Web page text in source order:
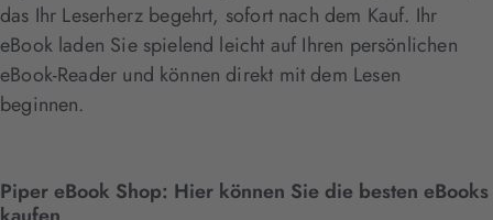
das Ihr Leserherz begehrt, sofort nach dem Kauf. Ihr
eBook laden Sie spielend leicht auf Ihren persönlichen
eBook-Reader und können direkt mit dem Lesen
beginnen.
Piper eBook Shop: Hier können Sie die besten eBooks